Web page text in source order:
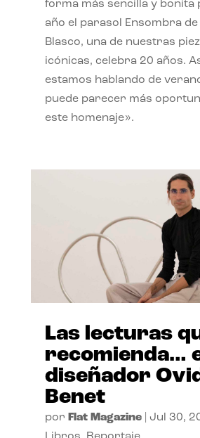
forma más sencilla y bonita
año el parasol Ensombra de
Blasco, una de nuestras
icónicas, celebra 20 años.
estamos hablando de
puede parecer más
este homenaje».
Las lecturas
recomienda…
diseñador
Benet
por Flat Magazine| Jul 30,